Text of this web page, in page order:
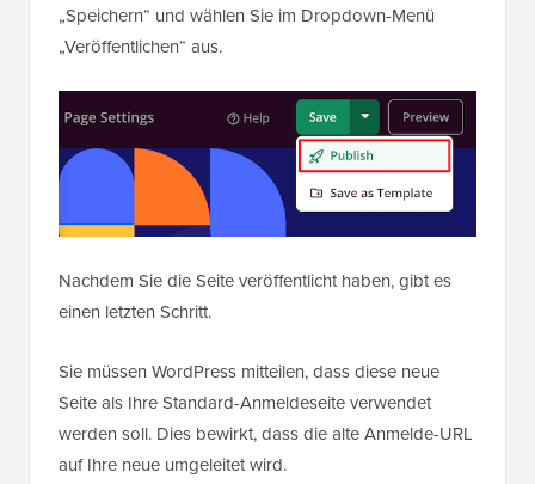
„Speichern“ und wählen Sie im Dropdown-Menü
„Veröffentlichen“ aus.
Nachdem Sie die Seite veröffentlicht haben, gibt es
einen letzten Schritt.
Sie müssen WordPress mitteilen, dass diese neue
Seite als Ihre Standard-Anmeldeseite verwendet
werden soll. Dies bewirkt, dass die alte Anmelde-URL
auf Ihre neue umgeleitet wird.